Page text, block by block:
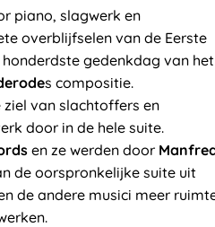
piano, slagwerk en
overblijfselen van de Eerste
gedenkdag van het
s compositie.
ziel van slachtoffers en
door in de hele suite.
en ze werden door
de oorspronkelijke suite uit
de andere musici meer